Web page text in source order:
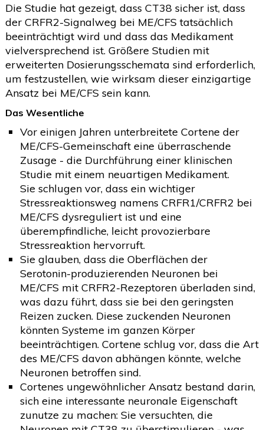
Die Studie hat gezeigt, dass CT38 sicher ist, dass
der CRFR2-Signalweg bei ME/CFS tatsächlich
beeinträchtigt wird und dass das Medikament
vielversprechend ist. Größere Studien mit
erweiterten Dosierungsschemata sind erforderlich,
um festzustellen, wie wirksam dieser einzigartige
Ansatz bei ME/CFS sein kann.
Das Wesentliche
Vor einigen Jahren unterbreitete Cortene der
ME/CFS-Gemeinschaft eine überraschende
Zusage - die Durchführung einer klinischen
Studie mit einem neuartigen Medikament.
Sie schlugen vor, dass ein wichtiger
Stressreaktionsweg namens CRFR1/CRFR2 bei
ME/CFS dysreguliert ist und eine
überempfindliche, leicht provozierbare
Stressreaktion hervorruft.
Sie glauben, dass die Oberflächen der
Serotonin-produzierenden Neuronen bei
ME/CFS mit CRFR2-Rezeptoren überladen sind,
was dazu führt, dass sie bei den geringsten
Reizen zucken. Diese zuckenden Neuronen
könnten Systeme im ganzen Körper
beeinträchtigen. Cortene schlug vor, dass die Art
des ME/CFS davon abhängen könnte, welche
Neuronen betroffen sind.
Cortenes ungewöhnlicher Ansatz bestand darin,
sich eine interessante neuronale Eigenschaft
zunutze zu machen: Sie versuchten, die